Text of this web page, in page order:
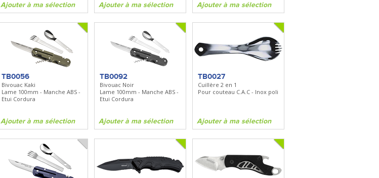
Ajouter à ma sélection Ajouter à ma sélection Ajouter à ma sélection
TB0056
Bivouac Kaki
Lame 100mm - Manche ABS -
Etui Cordura
Ajouter à ma sélection
TB0092
Bivouac Noir
Lame 100mm - Manche ABS -
Etui Cordura
Ajouter à ma sélection
TB0027
Cuillère 2 en 1
Pour couteau C.A.C - Inox poli
Ajouter à ma sélection